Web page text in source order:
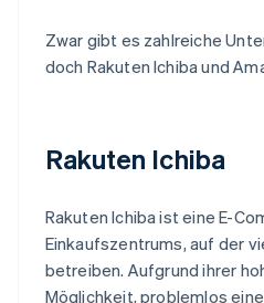
Zwar gibt es zahlreiche
doch Rakuten Ichiba und
Rakuten Ichiba
Rakuten Ichiba ist eine E-
Einkaufszentrums, auf der
betreiben. Aufgrund ihrer
Möglichkeit, problemlos